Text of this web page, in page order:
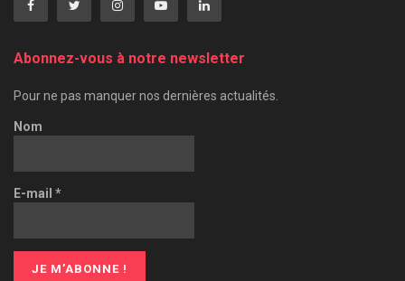
Abonnez-vous à notre newsletter
Pour ne pas manquer nos dernières actualités.
Nom
E-mail *